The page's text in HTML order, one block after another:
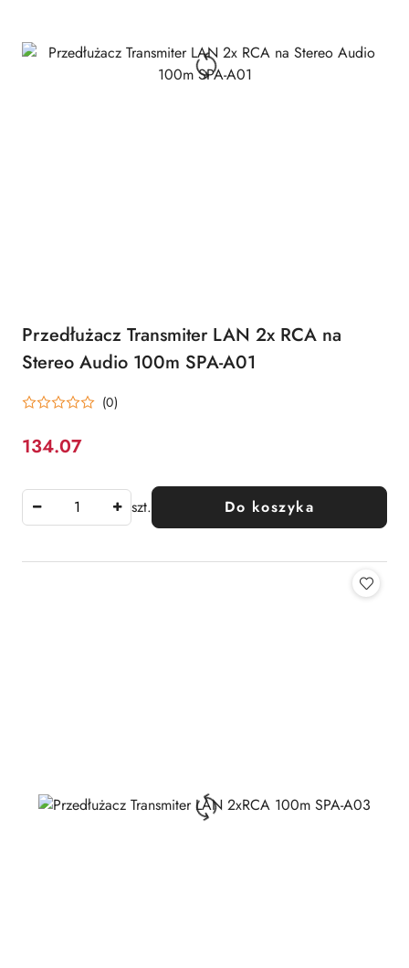
Przedłużacz Transmiter LAN 2x RCA na
Stereo Audio 100m SPA-A01
(0)
Cena:
134.07
szt. Do koszyka